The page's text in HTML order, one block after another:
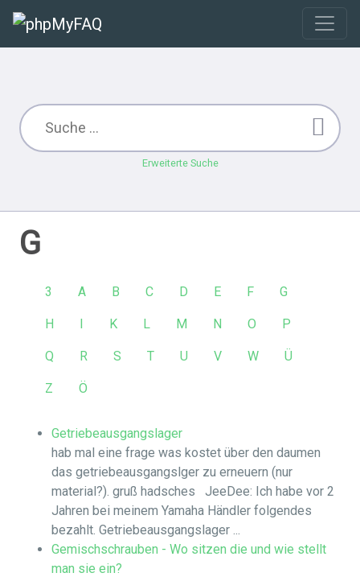
Erweiterte Suche
G
3 A B C D E F G
H I K L M N O P
Q R S T U V W Ü
Z Ö
Getriebeausgangslager
hab mal eine frage was kostet über den daumen
das getriebeausgangslger zu erneuern (nur
material?). gruß hadsches JeeDee: Ich habe vor 2
Jahren bei meinem Yamaha Händler folgendes
bezahlt. Getriebeausgangslager ...
Gemischschrauben - Wo sitzen die und wie stellt
man sie ein?